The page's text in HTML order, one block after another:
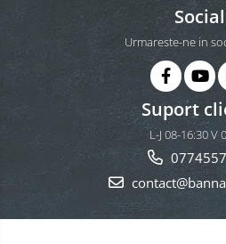
Social
Urmareste-ne in
Suport
L-J 08-16:30 V